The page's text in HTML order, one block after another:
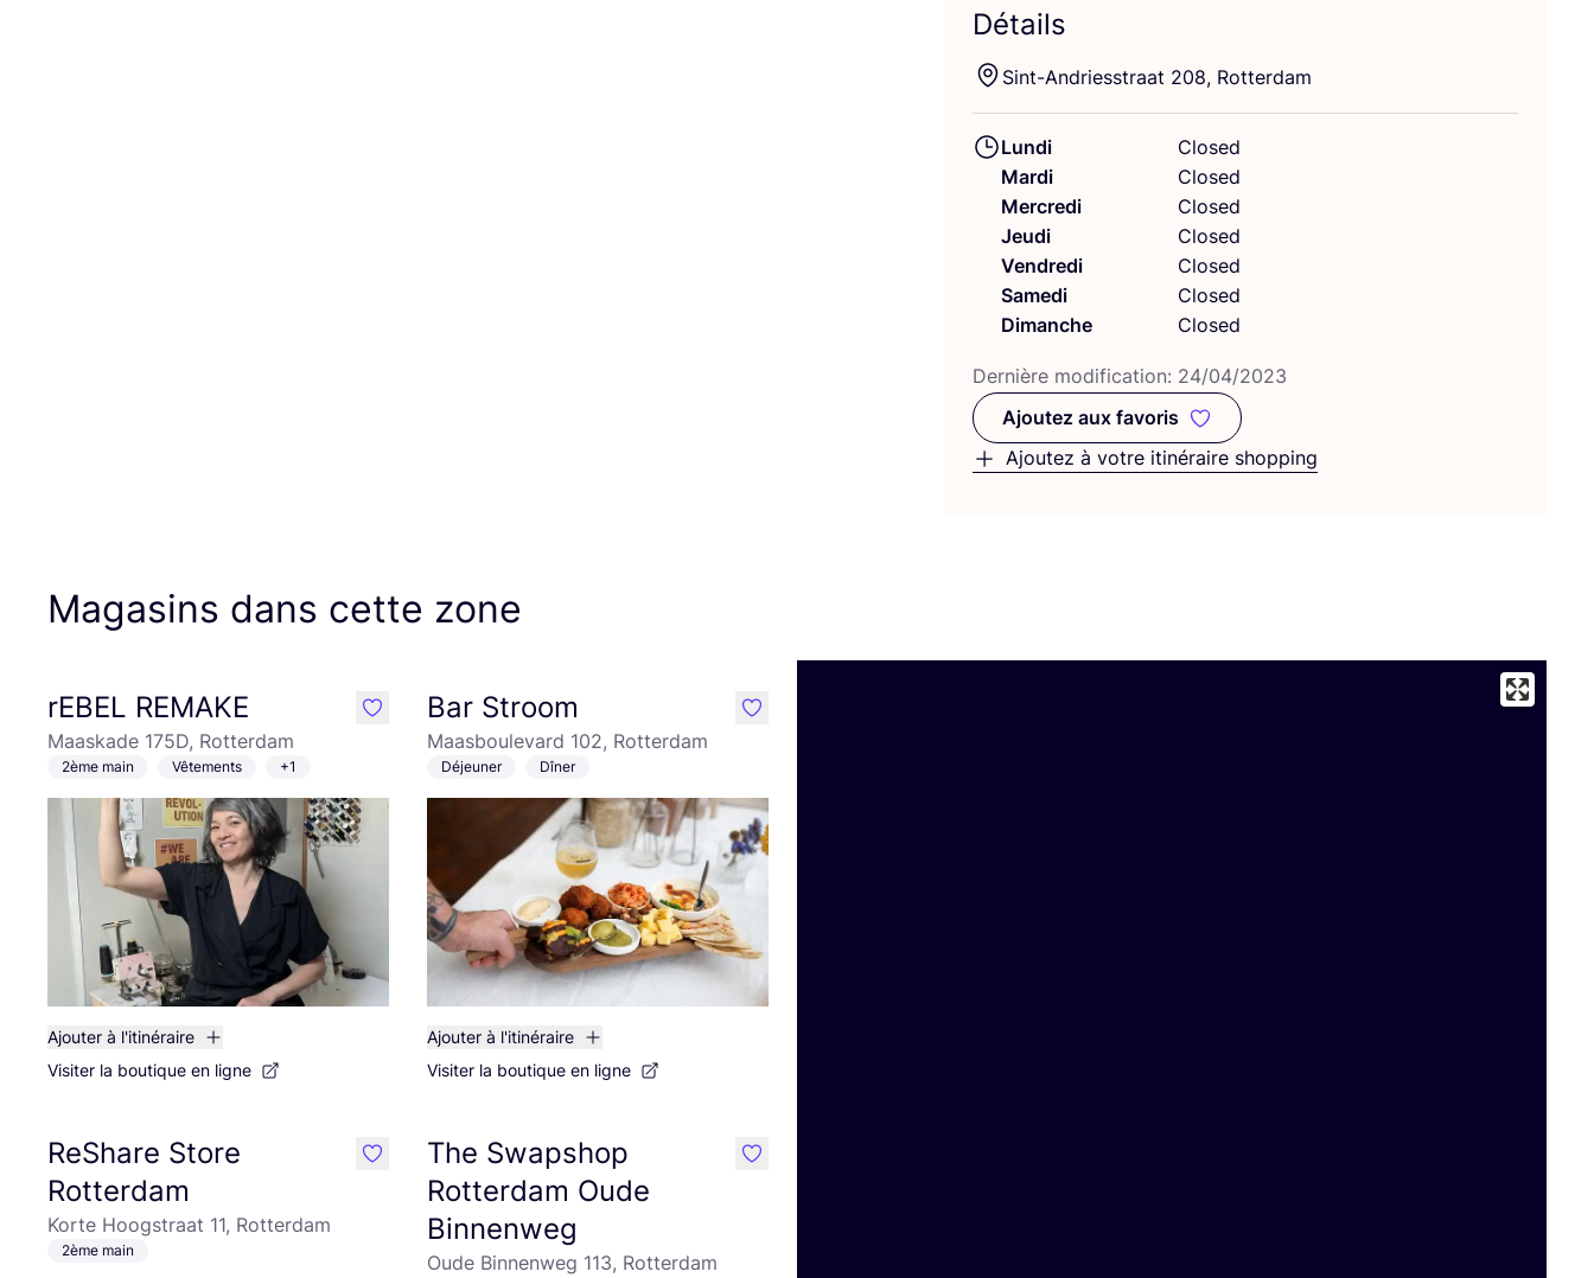
Détails
Sint-Andriess­traat 208, Rotterdam
Lundi
Closed
Mardi
Closed
Mercredi
Closed
Jeudi
Closed
Vendredi
Closed
Samedi
Closed
Dimanche
Closed
Der­nière modi­fi­ca­tion: 24/04/2023
Ajoutez aux favoris
Ajoutez aux favoris
Ajoutez à votre itinéraire shopping
Magasins dans cette zone
rEBEL REMAKE
Maaskade 175D, Rotterdam
2ème main Vêtements +1
Ajouter à l'itinéraire
Visiter la boutique en ligne
like Bar Stroom
Maasboulevard 102, Rotterdam
Déjeuner Dîner
Ajouter à l'itinéraire
Visiter la boutique en ligne
like
ReShare Store
Rotterdam
Korte Hoogstraat 11, Rotterdam
2ème main
like
The Swapshop
Rotterdam Oude
Binnenweg
Oude Binnenweg 113, Rotterdam
like